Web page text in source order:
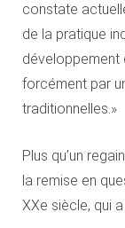
constate
de la pratique
développement
forcément par
traditionnelles.»
Plus qu’un
la remise en
XXe siècle, qui